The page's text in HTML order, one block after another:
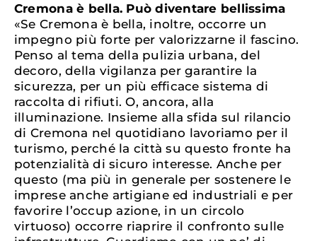
Cremona è bella. Può diventare bellissima
«Se Cremona è bella, inoltre, occorre un
impegno più forte per valorizzarne il fascino.
Penso al tema della pulizia urbana, del
decoro, della vigilanza per garantire la
sicurezza, per un più efficace sistema di
raccolta di rifiuti. O, ancora, alla
illuminazione. Insieme alla sfida sul rilancio
di Cremona nel quotidiano lavoriamo per il
turismo, perché la città su questo fronte ha
potenzialità di sicuro interesse. Anche per
questo (ma più in generale per sostenere le
imprese anche artigiane ed industriali e per
favorire l’occup azione, in un circolo
virtuoso) occorre riaprire il confronto sulle